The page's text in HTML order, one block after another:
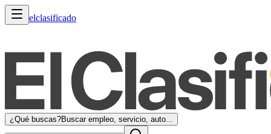
elclasificado
¿Qué buscas?Buscar empleo, servicio, auto...